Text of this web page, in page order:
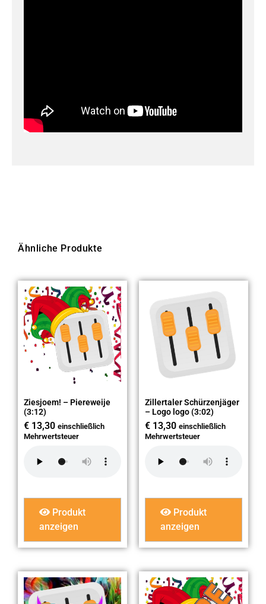
Ähnliche Produkte
Ziesjoem! – Piereweije
(3:12)
€ 13,30 einschließlich
Mehrwertsteuer
Produkt
anzeigen
Zillertaler Schürzenjäger
– Logo logo (3:02)
€ 13,30 einschließlich
Mehrwertsteuer
Produkt
anzeigen